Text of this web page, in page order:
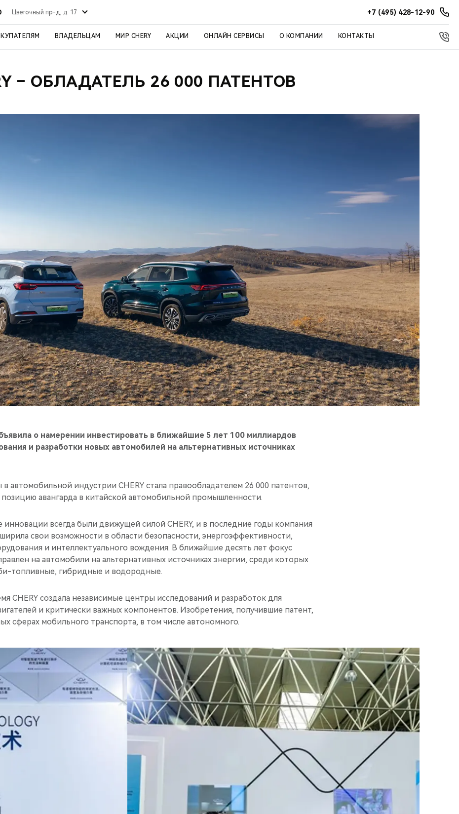
Цветочный пр-д, д. 17 +7 (495) 428-12-90
ВЛАДЕЛЬЦАМ МИР CHERY АКЦИИ ОНЛАЙН СЕРВИСЫ О КОМПАНИИ КОНТАКТЫ
– ОБЛАДАТЕЛЬ 26 000 ПАТЕНТОВ
о намерении инвестировать в ближайшие 5 лет 100 миллиардов
и разработки новых автомобилей на альтернативных источниках
в автомобильной индустрии CHERY стала правообладателем 26 000 патентов,
позицию авангарда в китайской автомобильной промышленности.
инновации всегда были движущей силой CHERY, и в последние годы компания
свои возможности в области безопасности, энергоэффективности,
и интеллектуального вождения. В ближайшие десять лет фокус
на автомобили на альтернативных источниках энергии, среди которых
топливные, гибридные и водородные.
CHERY создала независимые центры исследований и разработок для
и критически важных компонентов. Изобретения, получившие патент,
сферах мобильного транспорта, в том числе автономного.